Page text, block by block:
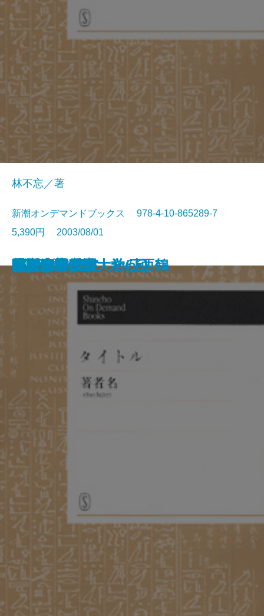
姿三四郎(下)
丹下左膳(四)
結婚します
火の島
事実の読み方
重い歳月
江戸三尺の空
東京牛乳物語
姿三四郎(中)
丹下左膳(三)
林不忘／著
新潮オンデマンドブックス 978-4-10-865289-7
5,390円 2003/08/01
ヴァージニア
魚影の群れ
けっぱり先生
菊慈童
小説東京帝国大学(上)
小説東京帝国大学(下)
姿三四郎(上)
元禄流行作家 わが西鶴
顔(上)
顔(下)